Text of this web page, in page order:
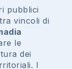
pubblici
vincoli di
le
dei
I